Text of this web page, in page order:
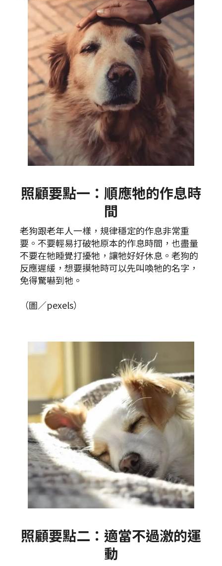
照顧要點一：順應牠的作息時
間
老狗跟老年人一樣，規律穩定的作息非常重
要。不要輕易打破牠原本的作息時間，也盡量
不要在牠睡覺打擾牠，讓牠好好休息。老狗的
反應遲緩，想要摸牠時可以先叫喚牠的名字，
免得驚嚇到牠。
（圖／pexels）
照顧要點二：適當不過激的運
動